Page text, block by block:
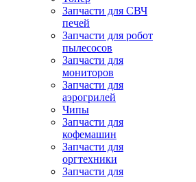
Запчасти для СВЧ
печей
Запчасти для робот
пылесосов
Запчасти для
мониторов
Запчасти для
аэрогрилей
Чипы
Запчасти для
кофемашин
Запчасти для
оргтехники
Запчасти для